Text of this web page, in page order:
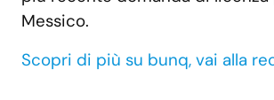
Messico.
Scopri di più su bunq, vai alla